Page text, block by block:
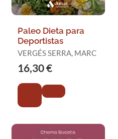
Paleo Dieta para
Deportistas
VERGÉS SERRA, MARC
16,30 €